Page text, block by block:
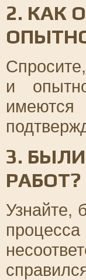
2. КАК
и
3.
РАБОТ?
Узнайте,